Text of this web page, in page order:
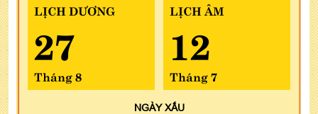
LỊCH DƯƠNG
27
Tháng 8
LỊCH ÂM
12
Tháng 7
NGÀYXẤU